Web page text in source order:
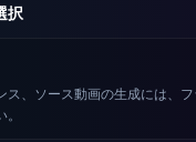
択
ス、ソース動画の生成には、